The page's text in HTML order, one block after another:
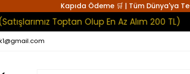
Kapıda Ödeme 🛒 | Tüm Dünya'ya
Toptan Olup En Az Alım 200 TL)